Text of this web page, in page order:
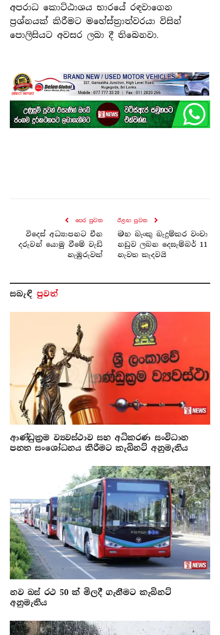
අපරාධ කොට්ඨාශය භාරයේ රඳවාගෙන
ප්‍රශ්නයක් කිරීමට මහේස්ත්‍රාත්වරයා විසින්
පොලිසියට අවසර ලබා දී තිබෙනවා.
පෙර පුව​ත
විදෙස් අධ්‍යාපනට චීන
දරුවන් යොමු වීමේ වැඩි
නැඹුරුවක්
ඊළඟ පුව​ත
මහ බැංකු බැදුම්කර වංචා
නඩුව ලබන දෙසැම්බර් 11
නැවත කැදවයි
සබැ​ඳි පුවත්
ආණ්ඩුක්‍රම ව්‍යවස්ථාව සහ අධිකරණ සංවිධාන
පනත සංශෝධනය කිරීමට කැබිනට් අනුමැතිය
නව බස් රථ 50 ක් මිලදී ගැනීමට කැබිනට්
අනුමැතිය